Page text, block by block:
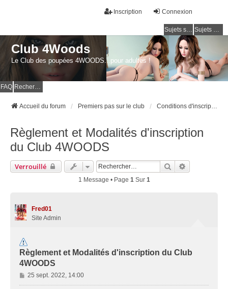
Connexion
Inscription
Sujets sans réponse Sujets actifs
Club 4Woods
Le Club des poupées 4WOODS...pour adultes !
FAQ
Accueil du forum Premiers pas sur le club
Règlement et Modalités d'inscription
du Club 4WOODS
Verrouillé Rechercher
1 Message • Page 1 Sur 1
Fred01
Site Admin
Règlement et Modalités d'inscription du Club
4WOODS
M
e
25 sept. 2022, 14:00